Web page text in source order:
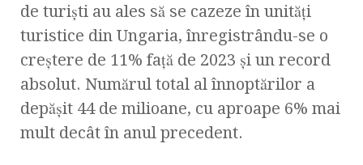
de turiști au ales să se cazeze în unități
turistice din Ungaria, înregistrându-se o
creștere de 11% față de 2023 și un record
absolut. Numărul total al înnoptărilor a
depășit 44 de milioane, cu aproape 6% mai
mult decât în anul precedent.